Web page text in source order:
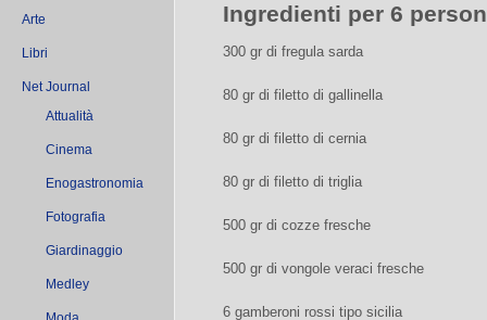
Arte
Libri
Net Journal
Attualità
Cinema
Enogastronomia
Fotografia
Giardinaggio
Medley
Ingredienti per 6
300 gr di fregula sarda
80 gr di filetto di gallinella
80 gr di filetto di cernia
80 gr di filetto di triglia
500 gr di cozze fresche
500 gr di vongole veraci fresche
6 gamberoni rossi tipo sicilia